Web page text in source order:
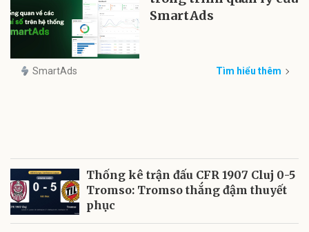
SmartAds
SmartAds Tìm hiểu thêm
Thống kê trận đấu CFR 1907 Cluj 0-5
Tromso: Tromso thắng đậm thuyết
phục